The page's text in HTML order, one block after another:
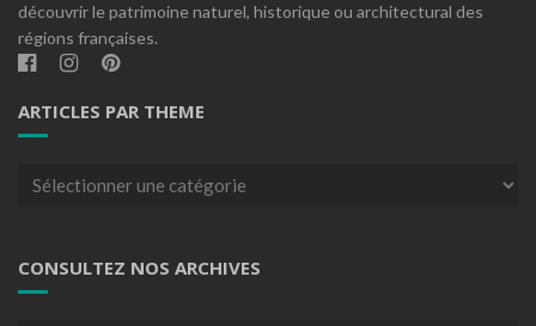
découvrir le patrimoine naturel, historique ou architectural des
régions françaises.
ARTICLES PAR THEME
Articles
CONSULTEZ NOS ARCHIVES